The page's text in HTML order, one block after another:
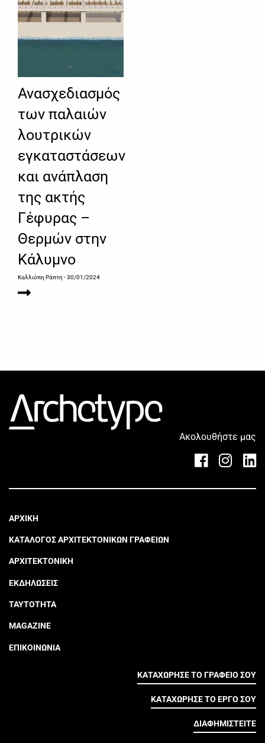
Ανασχεδιασμός
των παλαιών
λουτρικών
εγκαταστάσεων
και ανάπλαση
της ακτής
Γέφυρας –
Θερμών στην
Κάλυμνο
Καλλιόπη Ράπτη - 30/01/2024
Ακολουθήστε μας
ΑΡΧΙΚΗ
ΚΑΤΑΛΟΓΟΣ ΑΡΧΙΤΕΚΤΟΝΙΚΩΝ ΓΡΑΦΕΙΩΝ
ΑΡΧΙΤΕΚΤΟΝΙΚΗ
ΕΚΔΗΛΩΣΕΙΣ
ΤΑΥΤΟΤΗΤΑ
MAGAZINE
ΕΠΙΚΟΙΝΩΝΙΑ
ΚΑΤΑΧΩΡΗΣΕ ΤΟ ΓΡΑΦΕΙΟ ΣΟΥ
ΚΑΤΑΧΩΡΗΣΕ ΤΟ ΕΡΓΟ ΣΟΥ
ΔΙΑΦΗΜΙΣΤΕΙΤΕ